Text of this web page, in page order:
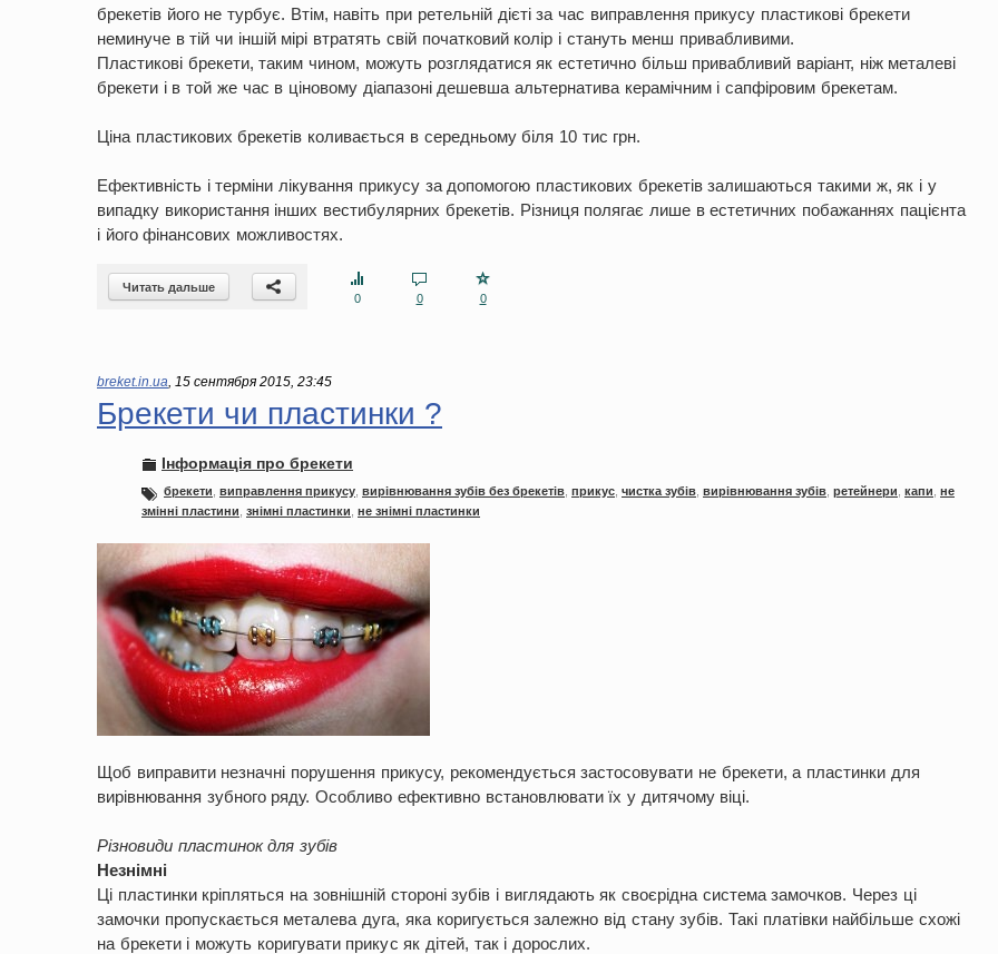
брекетів його не турбує. Втім, навіть при ретельній дієті за час виправлення прикусу пластикові брекети
неминуче в тій чи іншій мірі втратять свій початковий колір і стануть менш привабливими.
Пластикові брекети, таким чином, можуть розглядатися як естетично більш привабливий варіант, ніж металеві
брекети і в той же час в ціновому діапазоні дешевша альтернатива керамічним і сапфіровим брекетам.
Ціна пластикових брекетів коливається в середньому біля 10 тис грн.
Ефективність і терміни лікування прикусу за допомогою пластикових брекетів залишаються такими ж, як і у
випадку використання інших вестибулярних брекетів. Різниця полягає лише в естетичних побажаннях пацієнта
і його фінансових можливостях.
Читать дальше
0
0 0
breket.in.ua, 15 сентября 2015, 23:45
Брекети чи пластинки ?
Інформація про брекети
брекети виправлення прикусу вирівнювання зубів без брекетів прикус чистка зубів вирівнювання зубів ретейнери капи не
змінні пластини знімні пластинки не знімні пластинки
Щоб виправити незначні порушення прикусу, рекомендується застосовувати не брекети, а пластинки для
вирівнювання зубного ряду. Особливо ефективно встановлювати їх у дитячому віці.
Різновиди пластинок для зубів
Незнімні
Ці пластинки кріпляться на зовнішній стороні зубів і виглядають як своєрідна система замочков. Через ці
замочки пропускається металева дуга, яка коригується залежно від стану зубів. Такі платівки найбільше схожі
на брекети і можуть коригувати прикус як дітей, так і дорослих.